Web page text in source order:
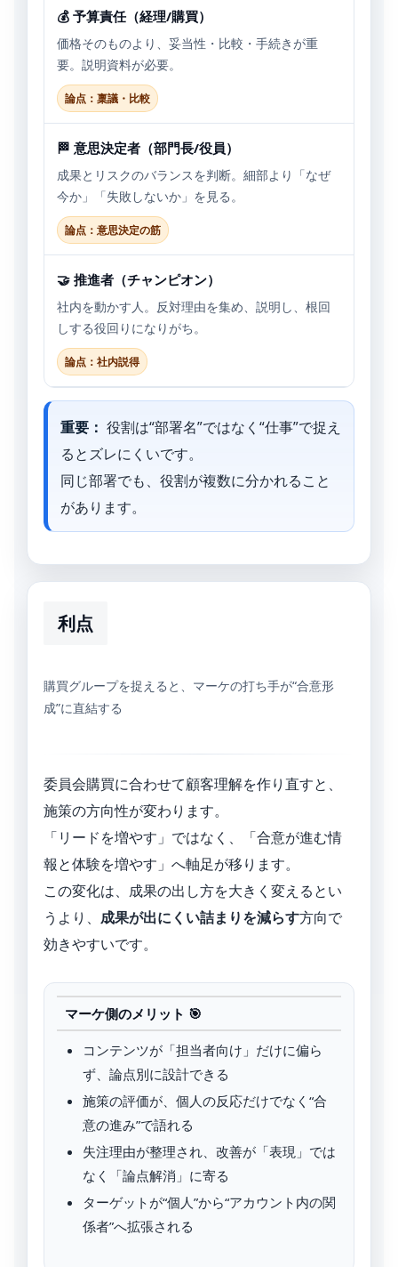
💰 予算責任（経理/購買）
価格そのものより、妥当性・比較・手続きが重
要。説明資料が必要。
論点：稟議・比較
🏁 意思決定者（部門長/役員）
成果とリスクのバランスを判断。細部より「なぜ
今か」「失敗しないか」を見る。
論点：意思決定の筋
🤝 推進者（チャンピオン）
社内を動かす人。反対理由を集め、説明し、根回
しする役回りになりがち。
論点：社内説得
重要： 役割は“部署名”ではなく“仕事”で捉え
るとズレにくいです。
同じ部署でも、役割が複数に分かれること
があります。
利点
購買グループを捉えると、マーケの打ち手が“合意形
成”に直結する
委員会購買に合わせて顧客理解を作り直すと、
施策の方向性が変わります。
「リードを増やす」ではなく、「合意が進む情
報と体験を増やす」へ軸足が移ります。
この変化は、成果の出し方を大きく変えるとい
うより、 成果が出にくい詰まりを減らす方向で
効きやすいです。
マーケ側のメリット 🎯
コンテンツが「担当者向け」だけに偏ら
ず、論点別に設計できる
施策の評価が、個人の反応だけでなく“合
意の進み”で語れる
失注理由が整理され、改善が「表現」では
なく「論点解消」に寄る
ターゲットが“個人”から“アカウント内の関
係者”へ拡張される